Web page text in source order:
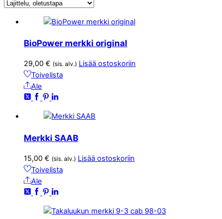
BioPower merkki original
29,00 € (sis. alv.) Lisää ostoskoriin
Toivelista
Ale
Merkki SAAB
15,00 € (sis. alv.) Lisää ostoskoriin
Toivelista
Ale